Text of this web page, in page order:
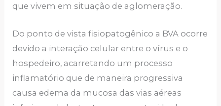
que vivem em situação de aglomeração.
Do ponto de vista fisiopatogênico a BVA ocorre
devido a interação celular entre o vírus e o
hospedeiro, acarretando um processo
inflamatório que de maneira progressiva
causa edema da mucosa das vias aéreas